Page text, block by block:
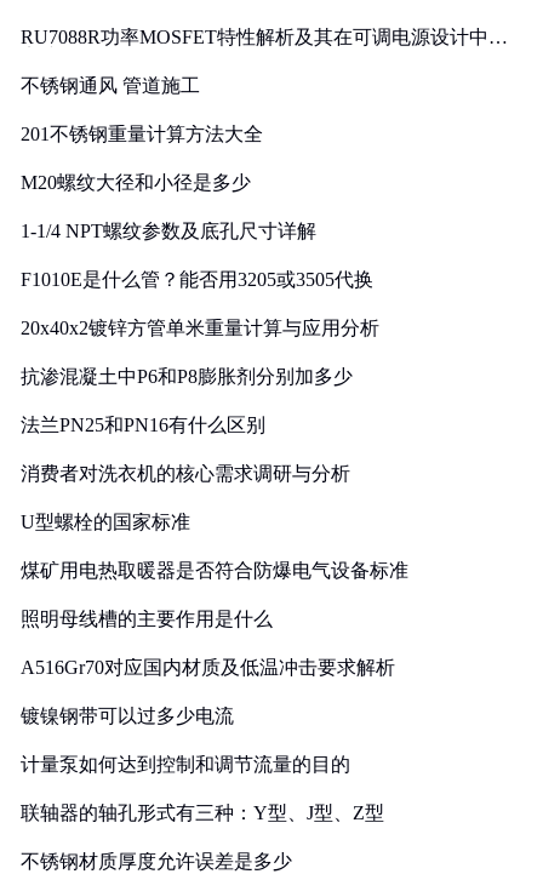
RU7088R功率MOSFET特性解析及其在可调电源设计中的
不锈钢通风 管道施工
201不锈钢重量计算方法大全
M20螺纹大径和小径是多少
1-1/4 NPT螺纹参数及底孔尺寸详解
F1010E是什么管？能否用3205或3505代换
20x40x2镀锌方管单米重量计算与应用分析
抗渗混凝土中P6和P8膨胀剂分别加多少
法兰PN25和PN16有什么区别
消费者对洗衣机的核心需求调研与分析
U型螺栓的国家标准
煤矿用电热取暖器是否符合防爆电气设备标准
照明母线槽的主要作用是什么
A516Gr70对应国内材质及低温冲击要求解析
镀镍钢带可以过多少电流
计量泵如何达到控制和调节流量的目的
联轴器的轴孔形式有三种：Y型、J型、Z型
不锈钢材质厚度允许误差是多少